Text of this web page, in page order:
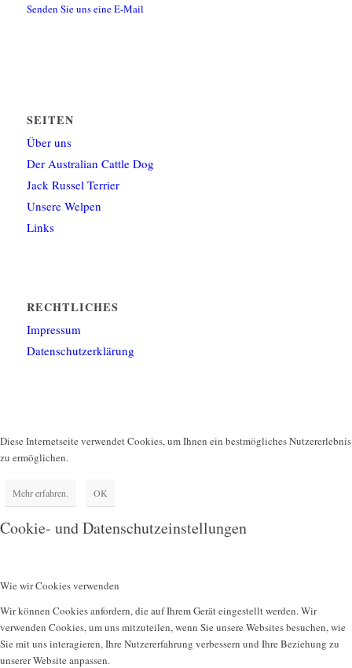
Senden Sie uns eine E-Mail
SEITEN
Über uns
Der Australian Cattle Dog
Jack Russel Terrier
Unsere Welpen
Links
RECHTLICHES
Impressum
Datenschutzerklärung
Diese Internetseite verwendet Cookies, um Ihnen ein bestmögliches Nutzererlebnis
zu ermöglichen.
Mehr erfahren. OK
Cookie- und Datenschutzeinstellungen
Wie wir Cookies verwenden
Wir können Cookies anfordern, die auf Ihrem Gerät eingestellt werden. Wir
verwenden Cookies, um uns mitzuteilen, wenn Sie unsere Websites besuchen, wie
Sie mit uns interagieren, Ihre Nutzererfahrung verbessern und Ihre Beziehung zu
unserer Website anpassen.